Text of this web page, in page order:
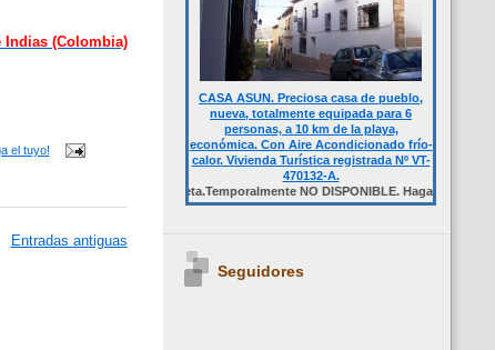
Indias (Colombia)
el tuyo!
Entradas antiguas
CASA ASUN. Preciosa casa de pueblo,
nueva, totalmente equipada para 6
personas, a 10 km de la playa,
económica. Con Aire Acondicionado frío-
calor. Vivienda Turística registrada Nº VT-
470132-A.
€ quincena casa completa.Temporalmente NO DISPONIBLE. Haga click sobre la foto.
Seguidores